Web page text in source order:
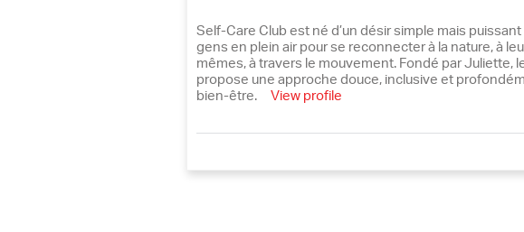
Self-Care Club est né d’un désir simple mais
gens en plein air pour se reconnecter à la nature, à
mêmes, à travers le mouvement. Fondé par Juliette,
propose une approche douce, inclusive et
bien-être. View profile